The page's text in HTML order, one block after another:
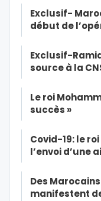
Exclusif-
début de
Exclusif-
source à la
Le roi
succès »
Covid-19: le
l’envoi d’une
Des
manifestent